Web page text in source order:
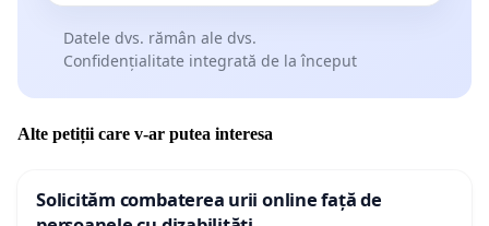
Datele dvs. rămân ale dvs.
Confidențialitate integrată de la început
Alte petiții care v-ar putea interesa
Solicităm combaterea urii online față de